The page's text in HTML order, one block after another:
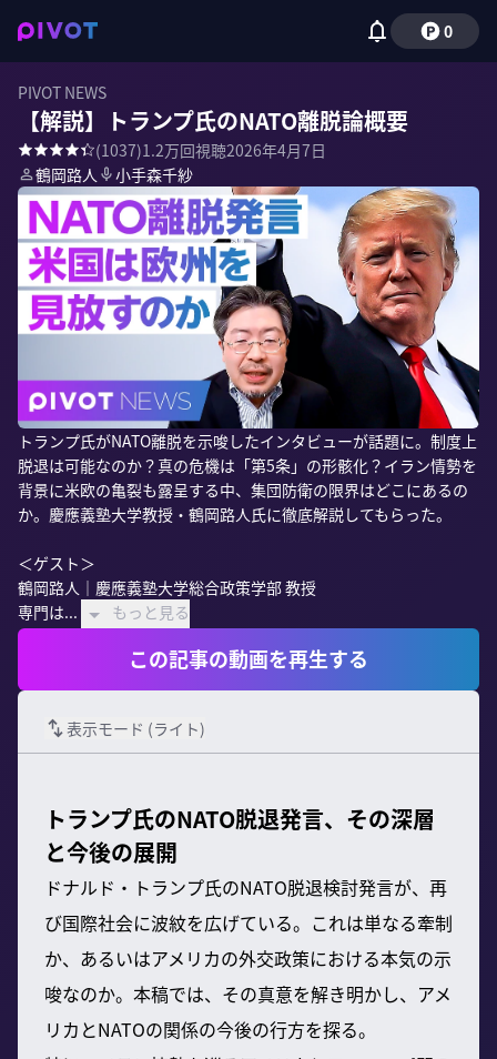
0
PIVOT NEWS
【解説】トランプ氏のNATO離脱論概要
(1037)1.2万回視聴2026年4月7日
鶴岡路人
小手森千紗
トランプ氏がNATO離脱を示唆したインタビューが話題に。制度上
脱退は可能なのか？真の危機は「第5条」の形骸化？イラン情勢を
背景に米欧の亀裂も露呈する中、集団防衛の限界はどこにあるの
か。慶應義塾大学教授・鶴岡路人氏に徹底解説してもらった。
＜ゲスト＞
鶴岡路人｜慶應義塾大学総合政策学部 教授
専門は...
もっと見る
この記事の動画を再生する
表示モード (ライト)
トランプ氏のNATO脱退発言、その深層
と今後の展開
ドナルド・トランプ氏のNATO脱退検討発言が、再
び国際社会に波紋を広げている。これは単なる牽制
か、あるいはアメリカの外交政策における本気の示
唆なのか。本稿では、その真意を解き明かし、アメ
リカとNATOの関係の今後の行方を探る。